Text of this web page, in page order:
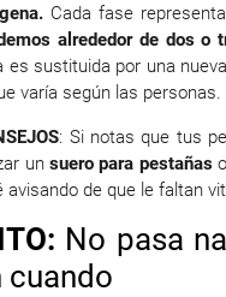
Cada fase
alrededor de dos o
es sustituida por una
varía según las personas.
: Si notas que tus
unsuero para pestañaso
avisando de que le faltan
No pasa
cuando